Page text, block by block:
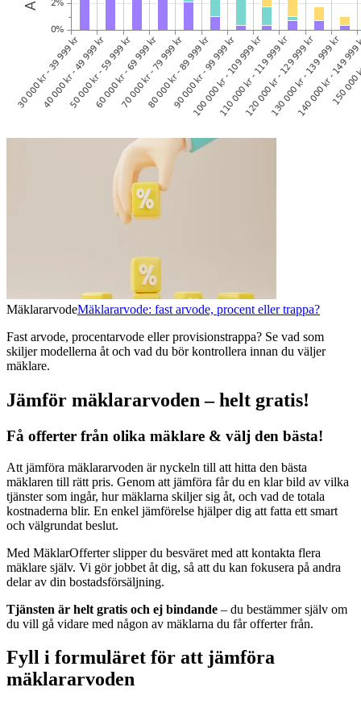
MäklararvodeMäklararvode: fast arvode, procent eller trappa?
Fast arvode, procentarvode eller provisionstrappa? Se vad som
skiljer modellerna åt och vad du bör kontrollera innan du väljer
mäklare.
Jämför mäklararvoden – helt gratis!
Få offerter från olika mäklare & välj den bästa!
Att jämföra mäklararvoden är nyckeln till att hitta den bästa
mäklaren till rätt pris. Genom att jämföra får du en klar bild av vilka
tjänster som ingår, hur mäklarna skiljer sig åt, och vad de totala
kostnaderna blir. En enkel jämförelse hjälper dig att fatta ett smart
och välgrundat beslut.
Med MäklarOfferter slipper du besväret med att kontakta flera
mäklare själv. Vi gör jobbet åt dig, så att du kan fokusera på andra
delar av din bostadsförsäljning.
Tjänsten är helt gratis och ej bindande – du bestämmer själv om
du vill gå vidare med någon av mäklarna du får offerter från.
Fyll i formuläret för att jämföra
mäklararvoden